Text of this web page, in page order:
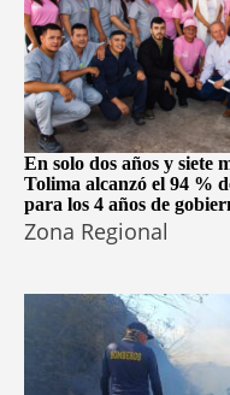
En solo dos años y siete
Tolima alcanzó el 94 %
para los 4 años de
Zona Regional